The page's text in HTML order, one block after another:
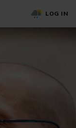
LOG IN